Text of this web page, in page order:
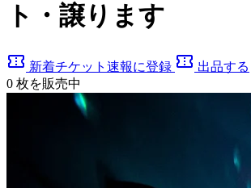
ト・譲ります
confirmation_number 新着チケット速報に登録 confirmation_number 出品する
0 枚を販売中